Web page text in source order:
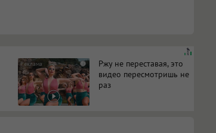
i
Ржу не переставая, это
видео пересмотришь не
раз